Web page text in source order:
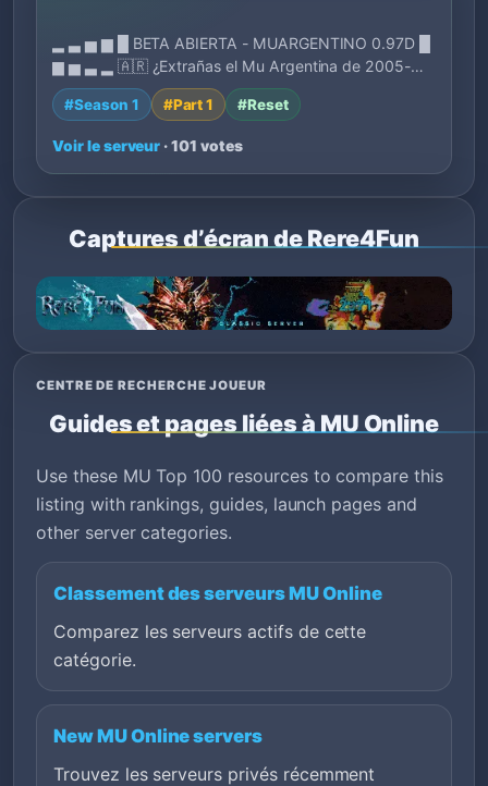
▂ ▃ ▅ ▆ █ BETA ABIERTA - MUARGENTINO 0.97D █
▆ ▅ ▃ ▂ 🇦🇷 ¿Extrañas el Mu Argentina de 2005-
2007?…
#Season 1 #Part 1 #Reset
Voir le serveur · 101 votes
Captures d’écran de Rere4Fun
CENTRE DE RECHERCHE JOUEUR
Guides et pages liées à MU Online
Use these MU Top 100 resources to compare this
listing with rankings, guides, launch pages and
other server categories.
Classement des serveurs MU Online
Comparez les serveurs actifs de cette
catégorie.
New MU Online servers
Trouvez les serveurs privés récemment